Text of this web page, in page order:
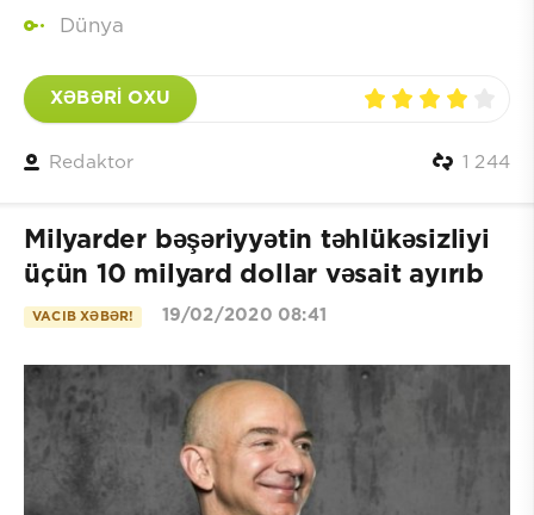
Dünya
XƏBƏRİ OXU
Redaktor 1 244
Milyarder bəşəriyyətin təhlükəsizliyi
üçün 10 milyard dollar vəsait ayırıb
VACIB XƏBƏR! 19/02/2020 08:41